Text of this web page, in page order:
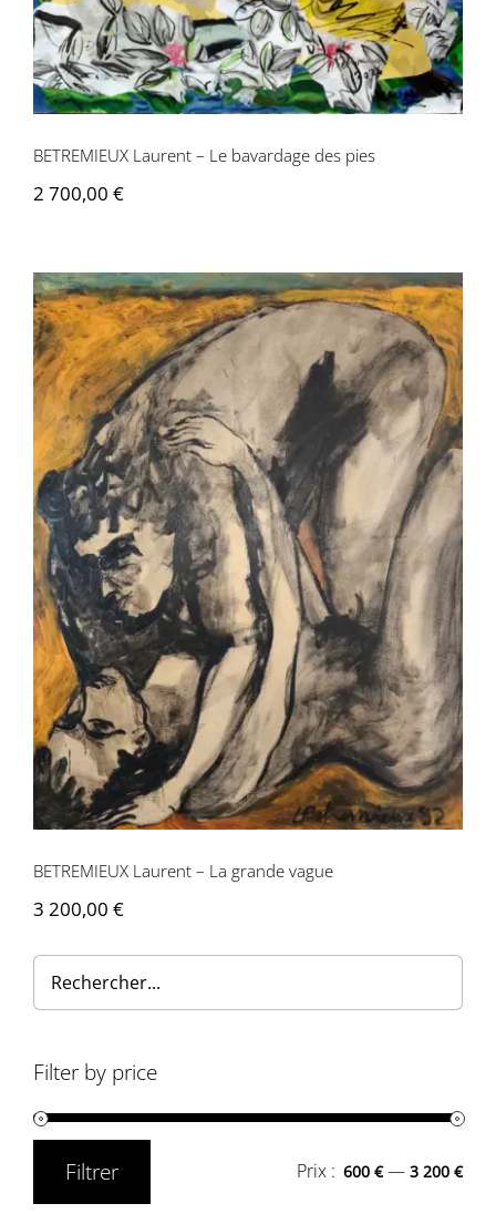
BETREMIEUX Laurent – Le bavardage des pies
2 700,00 €
BETREMIEUX Laurent – La grande vague
BETREMIEUX Laurent – La grande vague
3 200,00 €
Filter by price
Filtrer Prix : 600 €—3 200 €